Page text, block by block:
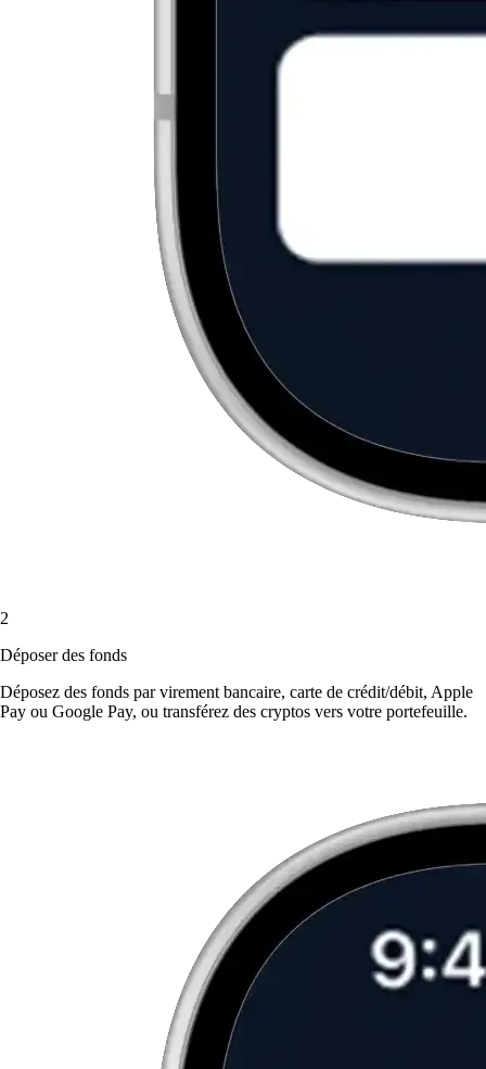
2
Déposer des fonds
Déposez des fonds par virement bancaire, carte de crédit/débit, Apple
Pay ou Google Pay, ou transférez des cryptos vers votre portefeuille.